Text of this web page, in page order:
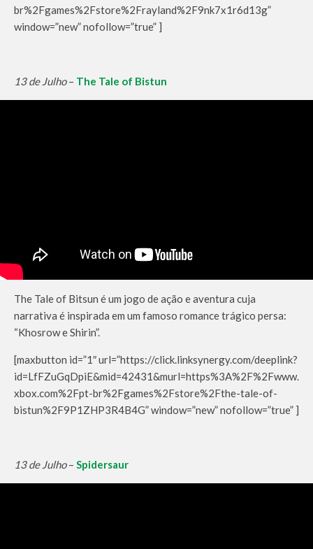
br%2Fgames%2Fstore%2Frayland%2F9nk7x1r6d13g”
window=”new” nofollow=”true” ]
13 de Julho– The Tale of Bistun
The Tale of Bitsun é um jogo de ação e aventura cuja
narrativa é inspirada em um famoso romance trágico persa:
“Khosrow e Shirin”.
[maxbutton id=”1″ url=”https://click.linksynergy.com/deeplink?
id=LfFZuGqDpiE&mid=42431&murl=https%3A%2F%2Fwww.
xbox.com%2Fpt-br%2Fgames%2Fstore%2Fthe-tale-of-
bistun%2F9P1ZHP3R4B4G” window=”new” nofollow=”true” ]
13 de Julho– Spidersaur